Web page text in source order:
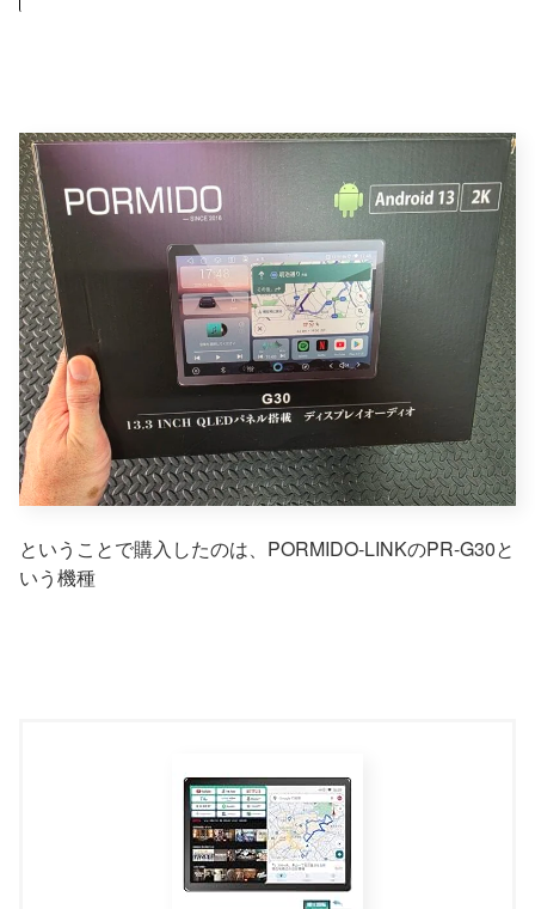
ということで購入したのは、PORMIDO-LINKのPR-G30と
いう機種